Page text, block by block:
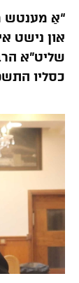
“אַ מענטש
און נישט
שליט”א
כסליו